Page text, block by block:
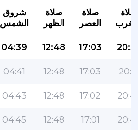
شروق
الشمس
صلاة
الظهر
صلاة
العصر
صلاة
04:39 12:48 17:03
04:41 12:48 17:03
04:43 12:48 17:02
04:45 12:48 17:01